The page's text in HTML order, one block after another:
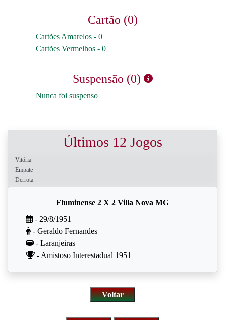
Cartão (0)
Cartões Amarelos - 0
Cartões Vermelhos - 0
Suspensão (0)
Nunca foi suspenso
Últimos 12 Jogos
Vitória
Empate
Derrota
Fluminense 2 X 2 Villa Nova MG
- 29/8/1951
- Geraldo Fernandes
- Laranjeiras
- Amistoso Interestadual 1951